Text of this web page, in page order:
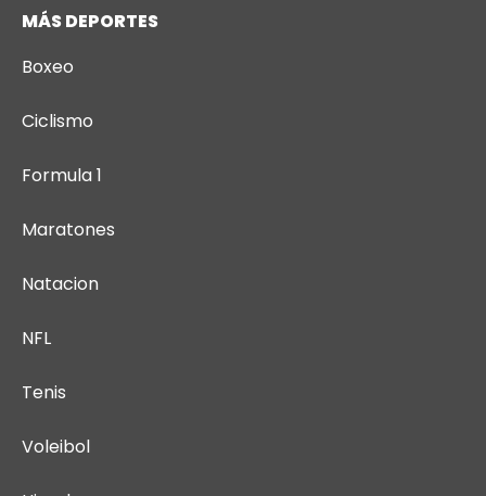
MÁS DEPORTES
Boxeo
Ciclismo
Formula 1
Maratones
Natacion
NFL
Tenis
Voleibol